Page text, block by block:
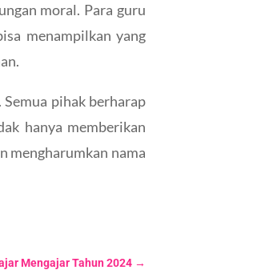
moral. Para guru
menampilkan yang
pihak berharap
hanya memberikan
mengharumkan nama
Mengajar Tahun 2024→